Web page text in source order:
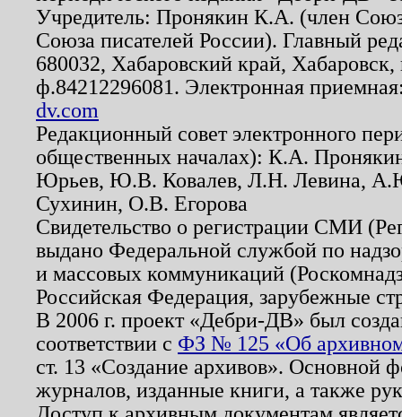
Учредитель: Пронякин К.А. (член
Союза писателей России). Главный
680032, Хабаровский край,
ф.84212296081. Электронная
dv.com
Редакционный совет электронного
общественных началах): К.А.
Юрьев, Ю.В. Ковалев, Л.Н. Левина,
Сухинин, О.В. Егорова
Свидетельство о регистрации СМИ
выдано Федеральной службой по
и массовых коммуникаций
Российская Федерация, зарубежные
В 2006 г. проект «Дебри-ДВ» был
соответствии с ФЗ № 125 «Об
ст. 13 «Создание архивов». Основной
журналов, изданные книги, а также